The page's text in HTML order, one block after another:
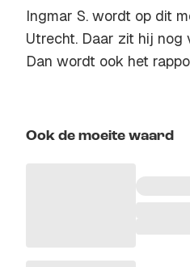
Ingmar S. wordt op dit
Utrecht. Daar zit hij nog
Dan wordt ook het
Ook de moeite waard